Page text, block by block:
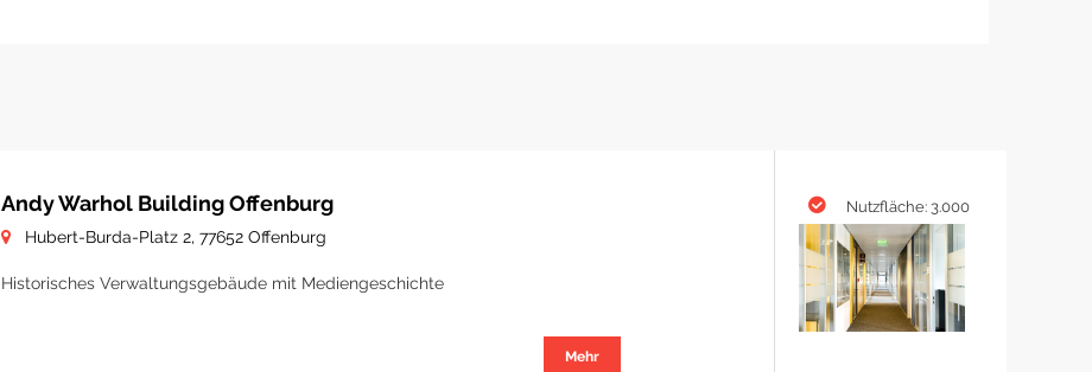
Andy Warhol Building Offenburg
Hubert-Burda-Platz 2, 77652 Offenburg
Historisches Verwaltungsgebäude mit Mediengeschichte
Mehr
Nutzfläche: 3.000